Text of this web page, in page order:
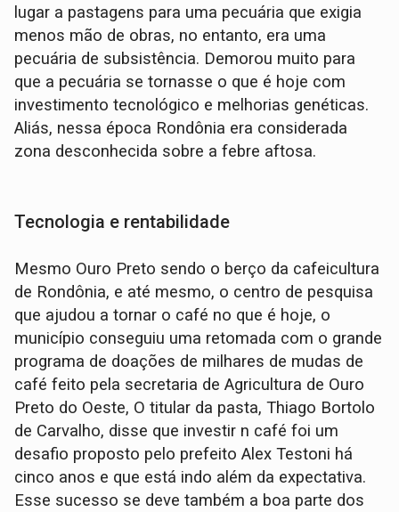
lugar a pastagens para uma pecuária que exigia
menos mão de obras, no entanto, era uma
pecuária de subsistência. Demorou muito para
que a pecuária se tornasse o que é hoje com
investimento tecnológico e melhorias genéticas.
Aliás, nessa época Rondônia era considerada
zona desconhecida sobre a febre aftosa.
Tecnologia e rentabilidade
Mesmo Ouro Preto sendo o berço da cafeicultura
de Rondônia, e até mesmo, o centro de pesquisa
que ajudou a tornar o café no que é hoje, o
município conseguiu uma retomada com o grande
programa de doações de milhares de mudas de
café feito pela secretaria de Agricultura de Ouro
Preto do Oeste, O titular da pasta, Thiago Bortolo
de Carvalho, disse que investir n café foi um
desafio proposto pelo prefeito Alex Testoni há
cinco anos e que está indo além da expectativa.
Esse sucesso se deve também a boa parte dos